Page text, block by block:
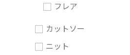
フレア
カットソー
ニット